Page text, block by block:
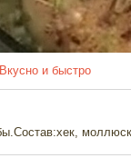
Вкусно и быстро